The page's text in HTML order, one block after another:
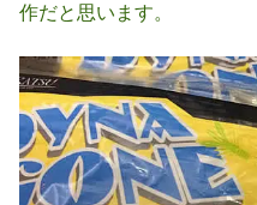
作だと思います。